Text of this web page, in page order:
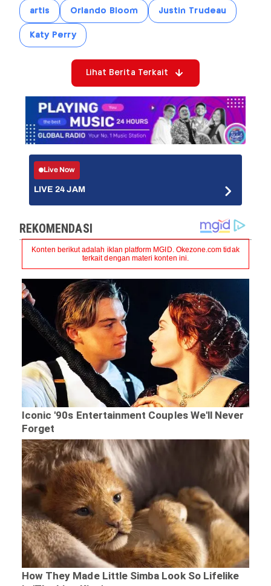
artis Orlando Bloom Justin Trudeau
Katy Perry
Lihat Berita Terkait
Live Now
LIVE 24 JAM